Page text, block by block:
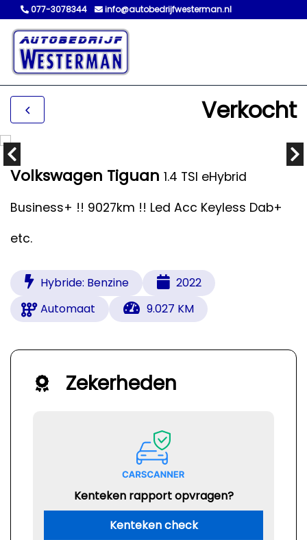
077-3078344 info@autobedrijfwesterman.nl
Verkocht
Volkswagen Tiguan 1.4 TSI eHybrid
Business+ !! 9027km !! Led Acc Keyless Dab+
etc.
Hybride: Benzine
2022
Automaat
9.027 KM
Zekerheden
Kenteken rapport opvragen?
Kenteken check